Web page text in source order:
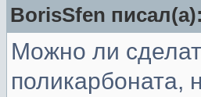
BorisSfen
Можно ли
поликарбоната,